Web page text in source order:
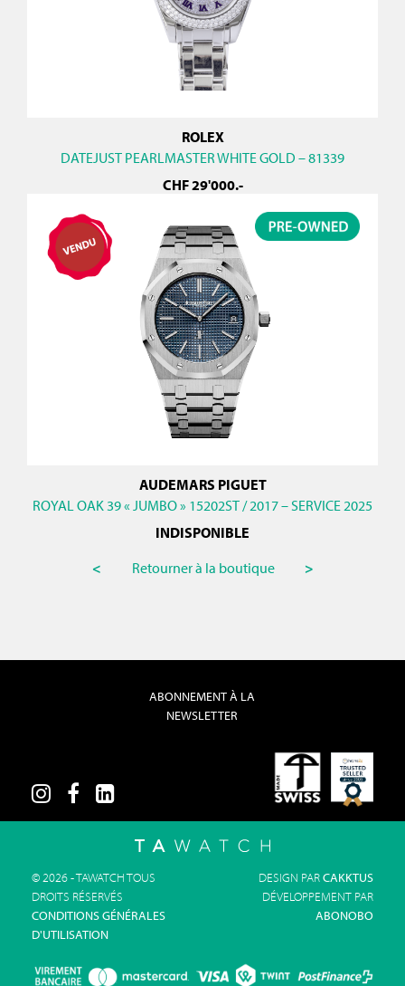
ROLEX
DATEJUST PEARLMASTER WHITE GOLD – 81339
CHF29'000.-
AUDEMARS PIGUET
ROYAL OAK 39 « JUMBO » 15202ST / 2017 – SERVICE 2025
INDISPONIBLE
<
Retourner à la boutique >
ABONNEMENT À LA
NEWSLETTER
© 2026 - TAWATCH TOUS
DROITS RÉSERVÉS
CONDITIONS GÉNÉRALES
D'UTILISATION
DESIGN PARCAKKTUS
DÉVELOPPEMENT PAR
ABONOBO